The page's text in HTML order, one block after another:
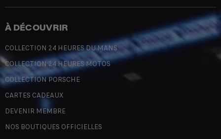
À DÉCOUVRIR
COLLECTION 24 HEURES DU MANS
COLLECTION 24 HEURES MOTOS
COLLECTION PORSCHE
CARTES CADEAUX
DEVENIR MEMBRE
NOS BOUTIQUES OFFICIELLES